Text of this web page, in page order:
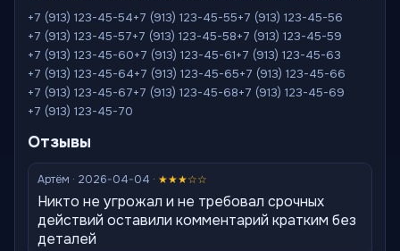
+7 (913) 123-45-54+7 (913) 123-45-55+7 (913) 123-45-56
+7 (913) 123-45-57+7 (913) 123-45-58+7 (913) 123-45-59
+7 (913) 123-45-60+7 (913) 123-45-61+7 (913) 123-45-63
+7 (913) 123-45-64+7 (913) 123-45-65+7 (913) 123-45-66
+7 (913) 123-45-67+7 (913) 123-45-68+7 (913) 123-45-69
+7 (913) 123-45-70
Отзывы
Артём · 2026-04-04 · ★★★☆☆
Никто не угрожал и не требовал срочных
действий оставили комментарий кратким без
деталей